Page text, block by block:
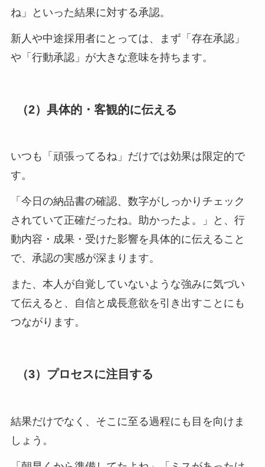
ね」といった結果に対する承認。
新人や中途採用者にとっては、まず「存在承認」
や「行動承認」が大きな意味を持ちます。
（2）具体的・客観的に伝える
いつも「頑張ってるね」だけでは効果は限定的で
す。
「今日の納品書の確認、数字がしっかりチェック
されていて正確だったね。助かったよ。」と、行
動内容・成果・受けた影響を具体的に伝えること
で、承認の実感が深まります。
また、本人が自覚していないような強みに気づい
て伝えると、自信と成長意欲を引き出すことにも
つながります。
（3）プロセスに注目する
結果だけでなく、そこに至る過程にも目を向けま
しょう。